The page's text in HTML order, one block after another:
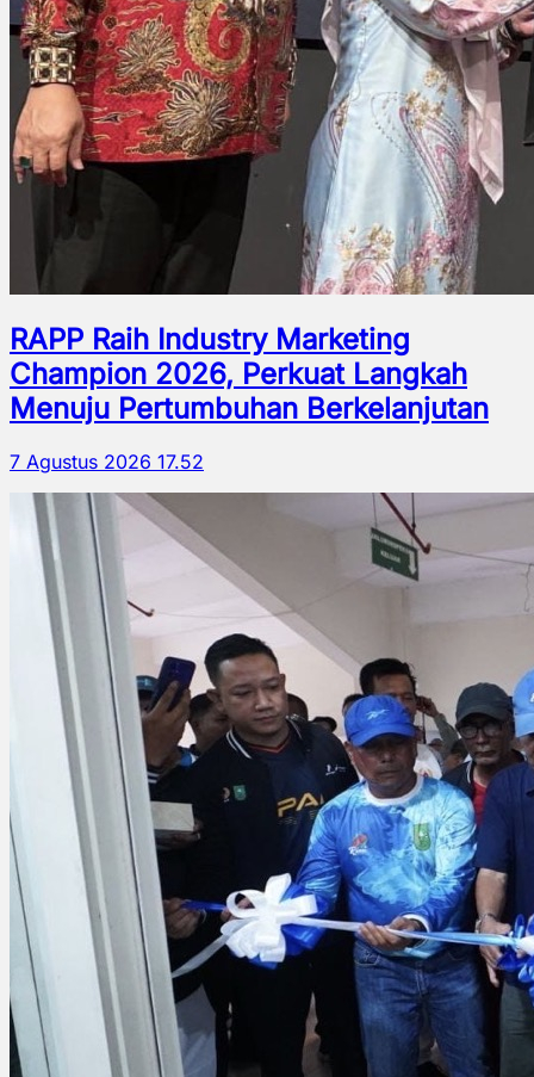
RAPP Raih Industry Marketing
Champion 2026, Perkuat Langkah
Menuju Pertumbuhan Berkelanjutan
7 Agustus 2026 17.52